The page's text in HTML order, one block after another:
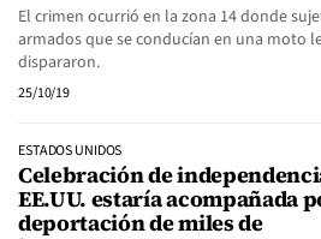
El crimen ocurrió en la zona 14 donde
armados que se conducían en una moto
dispararon.
25/10/19
ESTADOS UNIDOS
Celebración de
EE.UU. estaría acompañada
deportación de miles de